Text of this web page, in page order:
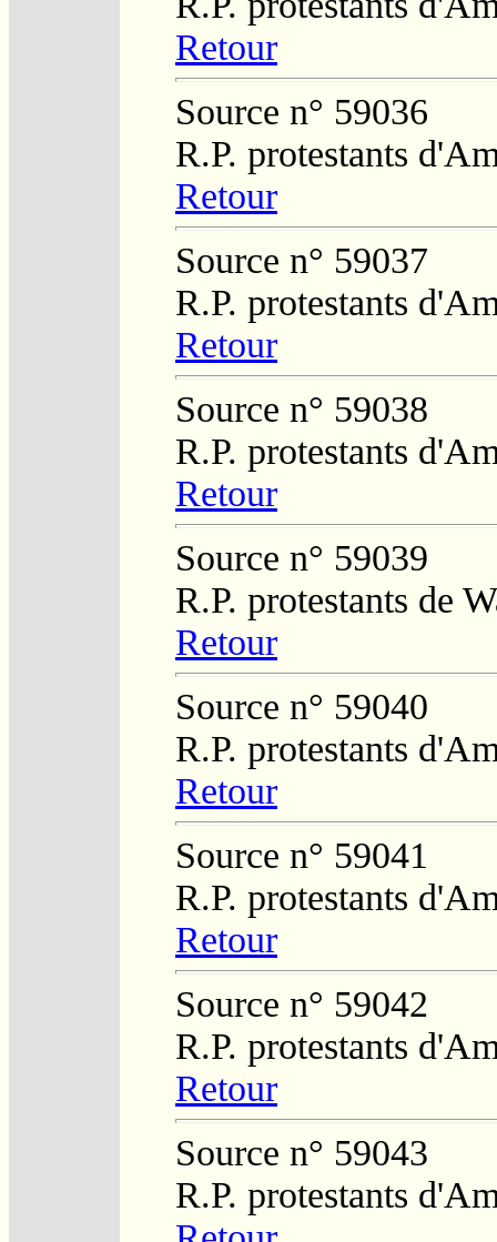
Retour
Source n° 59036
R.P. protestants
Retour
Source n° 59037
R.P. protestants
Retour
Source n° 59038
R.P. protestants
Retour
Source n° 59039
R.P. protestants de
Retour
Source n° 59040
R.P. protestants
Retour
Source n° 59041
R.P. protestants
Retour
Source n° 59042
R.P. protestants
Retour
Source n° 59043
R.P. protestants